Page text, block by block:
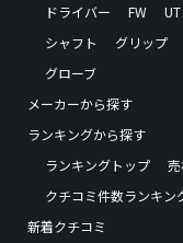
ドライバー
FW UT
シャフト
グリップ
グローブ
メーカーから探す
ランキングから探す
ランキングトップ
クチコミ件数ランキン
新着クチコミ